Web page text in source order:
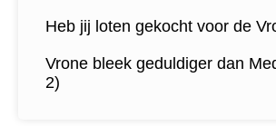
Heb jij loten gekocht voor de
Vrone bleek geduldiger dan
2)